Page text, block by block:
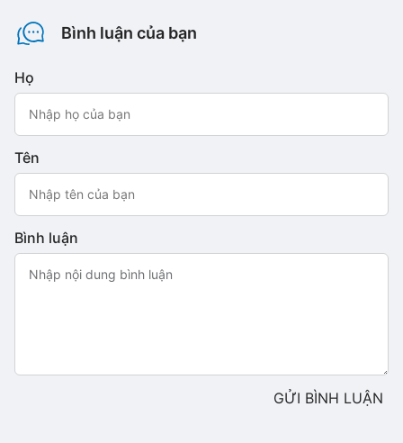
Bình luận của bạn
Họ
Tên
Bình luận
GỬI BÌNH LUẬN